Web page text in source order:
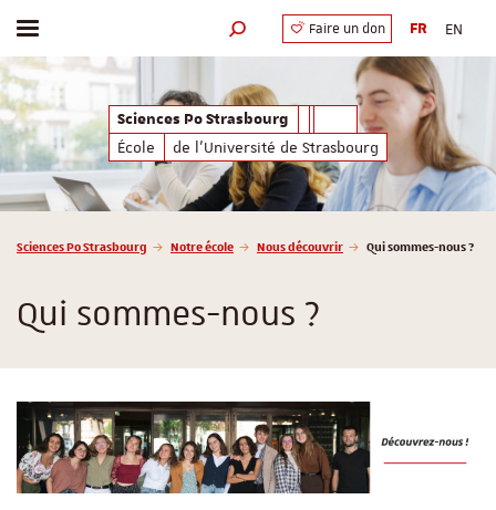
Sciences Po Strasbourg
École
de l'Université de Strasbourg
Afficher / masquer le menu Moteur de recherche
Faire un don FR EN
Vous êtes ici :
Sciences Po Strasbourg Notre école Nous découvrir Qui sommes-nous ?
Qui sommes-nous ?